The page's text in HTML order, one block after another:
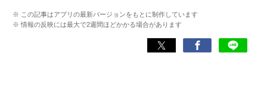
※ この記事はアプリの最新バージョンをもとに制作しています
※ 情報の反映には最大で2週間ほどかかる場合があります